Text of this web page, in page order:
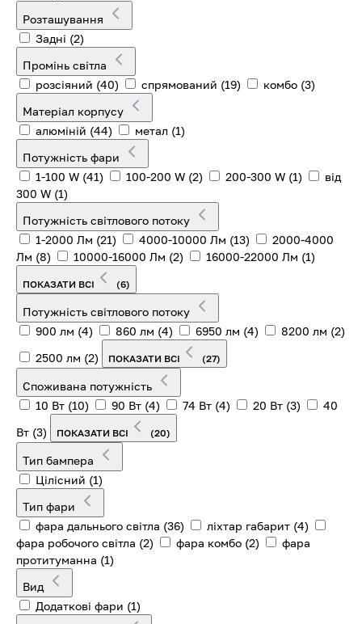
Розташування
Задні (2)
Промінь світла
розсіяний (40) спрямований (19) комбо (3)
Матеріал корпусу
алюміній (44) метал (1)
Потужність фари
1-100 W (41) 100-200 W (2) 200-300 W (1)
від
300 W (1)
Потужність світлового потоку
1-2000 Лм (21) 4000-10000 Лм (13)
2000-4000
Лм (8) 10000-16000 Лм (2) 16000-22000 Лм (1)
ПОКАЗАТИ ВСІ (6)
Потужність світлового потоку
900 лм (4) 860 лм (4) 6950 лм (4) 8200 лм (2)
2500 лм (2) ПОКАЗАТИ ВСІ (27)
Споживана потужність
10 Вт (10) 90 Вт (4) 74 Вт (4) 20 Вт (3)
40
Вт (3) ПОКАЗАТИ ВСІ (20)
Тип бампера
Цілісний (1)
Тип фари
фара дальнього світла (36) ліхтар габарит (4)
фара робочого світла (2) фара комбо (2)
фара
протитуманна (1)
Вид
Додаткові фари (1)